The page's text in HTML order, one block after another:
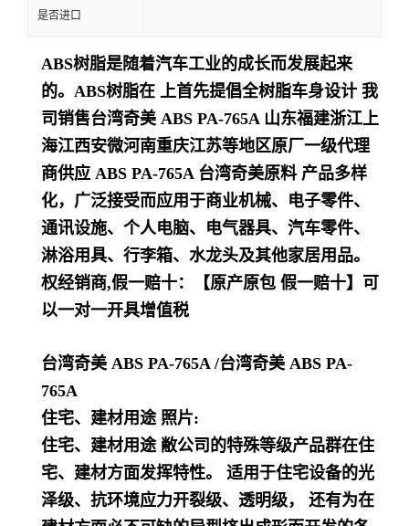
是否进口
ABS树脂是随着汽车工业的成长而发展起来
的。ABS树脂在 上首先提倡全树脂车身设计 我
司销售台湾奇美 ABS PA-765A 山东福建浙江上
海江西安微河南重庆江苏等地区原厂一级代理
商供应 ABS PA-765A 台湾奇美原料 产品多样
化， 广泛接受而应用于商业机械、电子零件、
通讯设施、个人电脑、电气器具、汽车零件、
淋浴用具、行李箱、水龙头及其他家居用品。
权经销商,假一赔十：【原产原包 假一赔十】可
以一对一开具增值税
台湾奇美 ABS PA-765A /台湾奇美 ABS PA-
765A
住宅、建材用途 照片:
住宅、建材用途 敝公司的特殊等级产品群在住
宅、建材方面发挥特性。 适用于住宅设备的光
泽级、抗环境应力开裂级、透明级， 还有为在